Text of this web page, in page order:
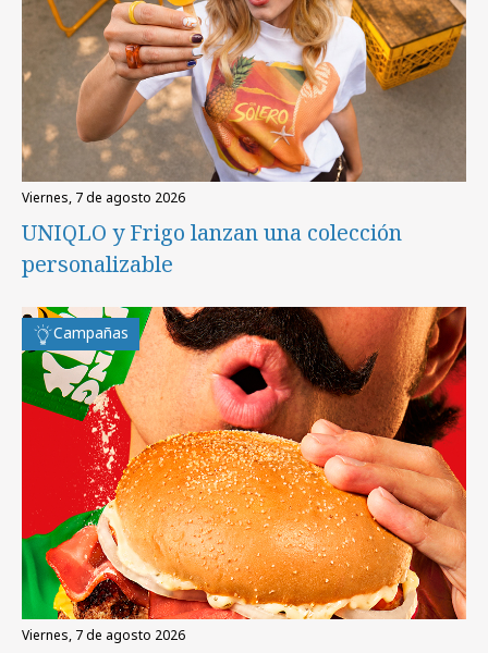
viernes, 7 de agosto 2026
UNIQLO y Frigo lanzan una colección
personalizable
Campañas
viernes, 7 de agosto 2026